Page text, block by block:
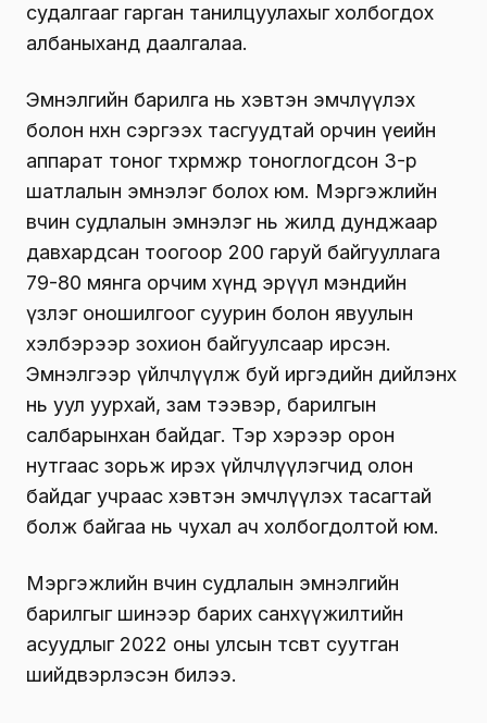
судалгааг гарган танилцуулахыг холбогдох
албаныханд даалгалаа.
Эмнэлгийн барилга нь хэвтэн эмчлүүлэх
болон нөхөн сэргээх тасгуудтай орчин үеийн
аппарат тоног төхөөрөмжөөр тоноглогдсон 3-р
шатлалын эмнэлэг болох юм. Мэргэжлийн
өвчин судлалын эмнэлэг нь жилд дунджаар
давхардсан тоогоор 200 гаруй байгууллага
79-80 мянга орчим хүнд эрүүл мэндийн
үзлэг оношилгоог суурин болон явуулын
хэлбэрээр зохион байгуулсаар ирсэн.
Эмнэлгээр үйлчлүүлж буй иргэдийн дийлэнх
нь уул уурхай, зам тээвэр, барилгын
салбарынхан байдаг. Тэр хэрээр орон
нутгаас зорьж ирэх үйлчлүүлэгчид олон
байдаг учраас хэвтэн эмчлүүлэх тасагтай
болж байгаа нь чухал ач холбогдолтой юм.
Мэргэжлийн өвчин судлалын эмнэлгийн
барилгыг шинээр барих санхүүжилтийн
асуудлыг 2022 оны улсын төсөвт суутган
шийдвэрлэсэн билээ.